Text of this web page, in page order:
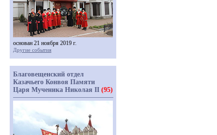
основан 21 ноября 2019 г.
Другие события
Благовещенский отдел
Казачьего Конвоя Памяти
Царя Мученика Николая II (95)